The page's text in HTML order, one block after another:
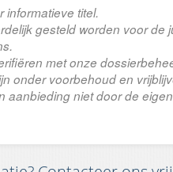
informatieve titel.
gesteld worden voor de
met onze
onder voorbehoud en
aanbieding niet door de